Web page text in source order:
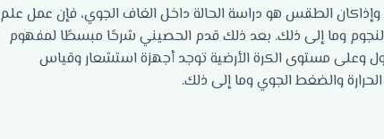
الطقس هو دراسة الحالة داخل الغاف الجوي، فإن عمل علم
وما إلى ذلك. بعد ذلك قدم الحصيني شرحًا مبسطًا لمفهوم
وعلى مستوى الكرة الأرضية توجد أجهزة استشعار وقياس
والضغط الجوي وما إلى ذلك.